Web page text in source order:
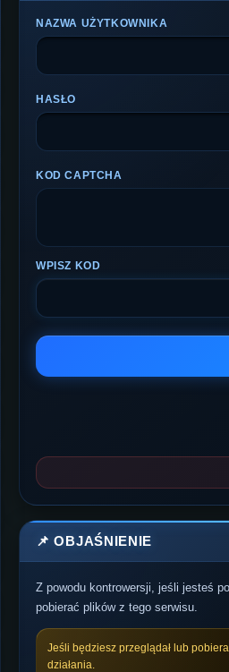
NAZWA UŻYTKOWNIKA
HASŁO
KOD CAPTCHA
WPISZ KOD
📌 OBJAŚNIENIE
Z powodu kontrowersji, jeśli jesteś
pobierać plików z tego serwisu.
Jeśli będziesz przeglądał lub
działania.